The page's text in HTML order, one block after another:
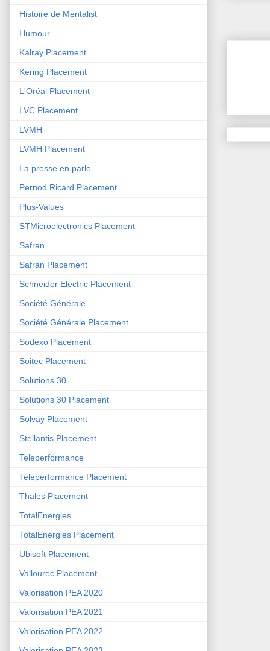
Histoire de Mentalist
Humour
Kalray Placement
Kering Placement
L'Oréal Placement
LVC Placement
LVMH
LVMH Placement
La presse en parle
Pernod Ricard Placement
Plus-Values
STMicroelectronics Placement
Safran
Safran Placement
Schneider Electric Placement
Société Générale
Société Générale Placement
Sodexo Placement
Soitec Placement
Solutions 30
Solutions 30 Placement
Solvay Placement
Stellantis Placement
Teleperformance
Teleperformance Placement
Thales Placement
TotalEnergies
TotalEnergies Placement
Ubisoft Placement
Vallourec Placement
Valorisation PEA 2020
Valorisation PEA 2021
Valorisation PEA 2022